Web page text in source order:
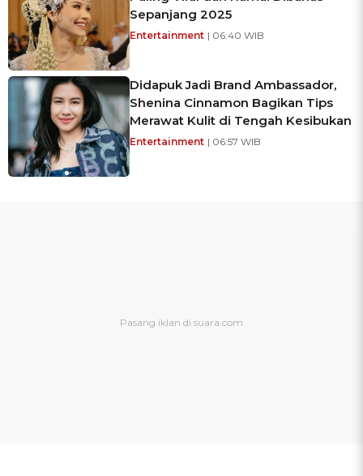
Sepanjang 2025
Entertainment | 06:40 WIB
Didapuk Jadi Brand Ambassador,
Shenina Cinnamon Bagikan Tips
Merawat Kulit di Tengah Kesibukan
Entertainment | 06:57 WIB